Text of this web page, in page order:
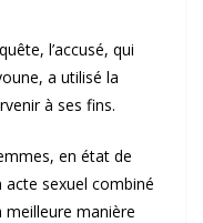
l’accusé, qui
a utilisé la
à ses fins.
en état de
acte sexuel combiné
meilleure manière